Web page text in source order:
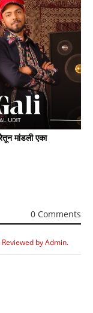
मांडली एका
0 Comments
by Admin.